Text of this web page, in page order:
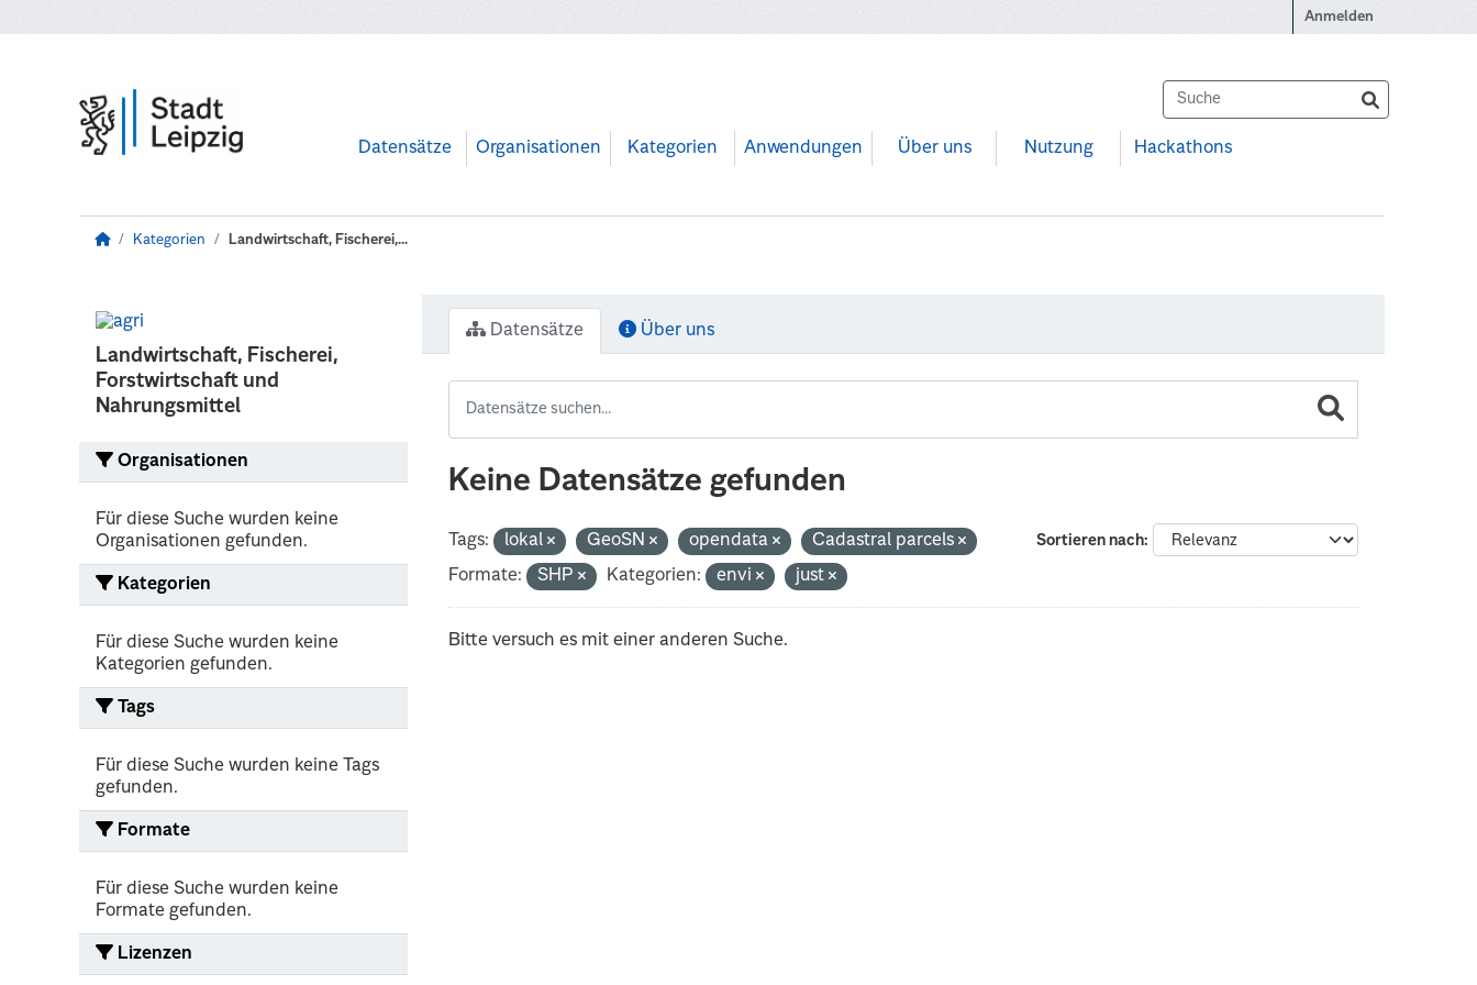
Anmelden
Datensätze Organisationen Kategorien Anwendungen Über uns Nutzung Hackathons
Kategorien Landwirtschaft, Fischerei,...
Landwirtschaft, Fischerei,
Forstwirtschaft und
Nahrungsmittel
Organisationen
Für diese Suche wurden keine
Organisationen gefunden.
Kategorien
Für diese Suche wurden keine
Kategorien gefunden.
Tags
Für diese Suche wurden keine Tags
gefunden.
Formate
Für diese Suche wurden keine
Formate gefunden.
Lizenzen
Datensätze Über uns
Keine Datensätze gefunden
Sortieren nach
Tags: lokal GeoSN opendata
Cadastral parcels
Formate:
SHP Kategorien: envi just
Bitte versuch es mit einer anderen Suche.